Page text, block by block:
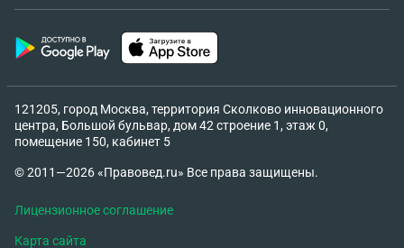
121205, город Москва, территория Сколково инновационного
центра, Большой бульвар, дом 42 строение 1, этаж 0,
помещение 150, кабинет 5
© 2011—2026 «Правовед.ru» Все права защищены.
Лицензионное соглашение
Карта сайта